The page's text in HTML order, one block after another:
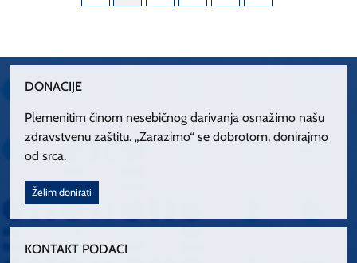
DONACIJE
Plemenitim činom nesebičnog darivanja osnažimo našu
zdravstvenu zaštitu. „Zarazimo“ se dobrotom, donirajmo
od srca.
Želim donirati
KONTAKT PODACI